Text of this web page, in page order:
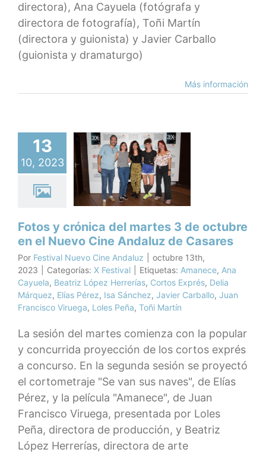
directora), Ana Cayuela (fotógrafa y
directora de fotografía), Toñi Martín
(directora y guionista) y Javier Carballo
(guionista y dramaturgo)
Más información
13
10, 2023
y crónica
3 de
en el
Cine
de
FestivalFotos y crónica del martes 3 de octubre
en el Nuevo Cine Andaluz de Casares
Por Festival Nuevo Cine Andaluz
octubre 13th,
2023
Categorías: X Festival Etiquetas: Amanece, Ana
Cayuela, Beatriz López Herrerías, Cortos Exprés, Delia
Márquez, Elías Pérez, Isa Sánchez, Javier Carballo, Juan
Francisco Viruega, Loles Peña, Toñi Martín
La sesión del martes comienza con la popular
y concurrida proyección de los cortos exprés
a concurso. En la segunda sesión se proyectó
el cortometraje "Se van sus naves", de Elías
Pérez, y la película "Amanece", de Juan
Francisco Viruega, presentada por Loles
Peña, directora de producción, y Beatriz
López Herrerías, directora de arte